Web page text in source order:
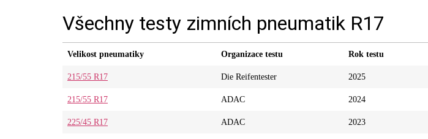
Všechny testy zimních pneumatik R17
Velikost pneumatiky Organizace testu Rok testu
215/55 R17 Die Reifentester 2025
215/55 R17 ADAC 2024
225/45 R17 ADAC 2023